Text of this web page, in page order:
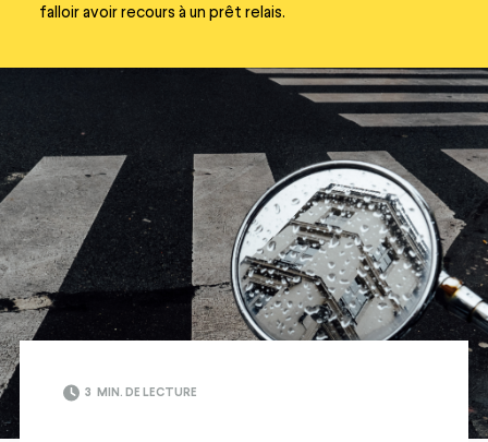
falloir avoir recours à un prêt relais.
3 MIN. DE LECTURE